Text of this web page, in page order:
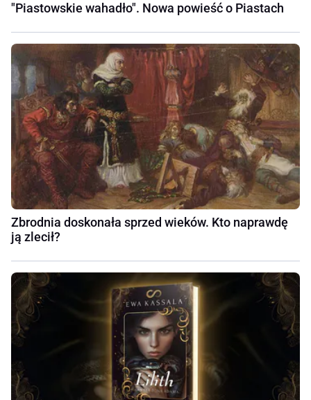
"Piastowskie wahadło". Nowa powieść o Piastach
Zbrodnia doskonała sprzed wieków. Kto naprawdę
ją zlecił?